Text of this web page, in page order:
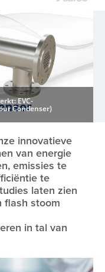
EVC-
Condenser)
innovatieve
van energie
emissies te
te
laten zien
flash stoom
in tal van